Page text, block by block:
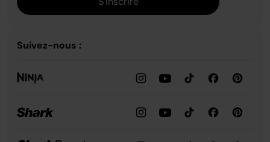
Suivez-nous :